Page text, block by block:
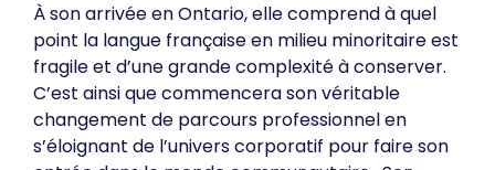
À son arrivée en Ontario, elle comprend à quel
point la langue française en milieu minoritaire est
fragile et d’une grande complexité à conserver.
C’est ainsi que commencera son véritable
changement de parcours professionnel en
s’éloignant de l’univers corporatif pour faire son